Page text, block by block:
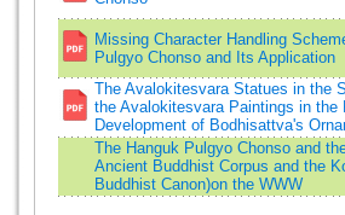
Missing Character Handling
Pulgyo Chonso and Its Application
The Avalokitesvara Statues in the
the Avalokitesvara Paintings in the
Development of Bodhisattva's
The Hanguk Pulgyo Chonso and
Ancient Buddhist Corpus and the
Buddhist Canon)on the WWW